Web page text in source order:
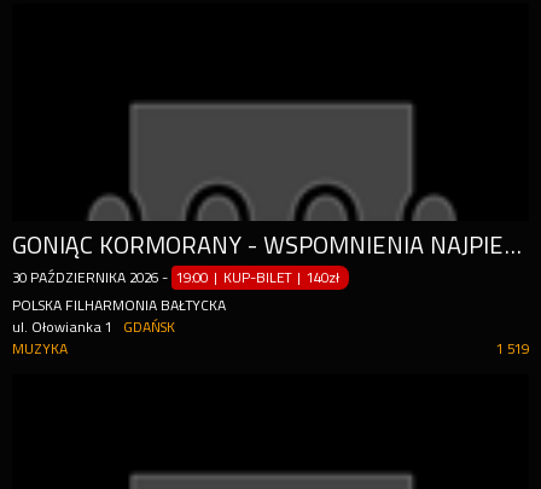
GONIĄC KORMORANY - WSPOMNIENIA NAJPIEKNIEJSZYCH LAT
30 PAŹDZIERNIKA 2026 - 19:00 | KUP-BILET |140zł
POLSKA FILHARMONIA BAŁTYCKA
ul. Ołowianka 1
GDAŃSK
1 519
MUZYKA